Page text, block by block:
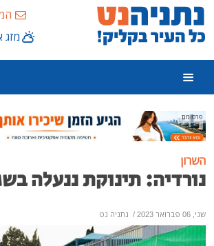
מזג
פרסומת
השרון
נורדיה: תינוקת ננעלה
שני, 06 פברואר 2023 / נתניה נט